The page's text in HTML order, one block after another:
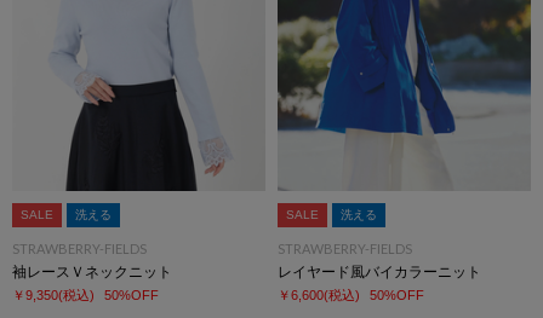
SALE 洗える
STRAWBERRY-FIELDS
袖レースＶネックニット
￥9,350(税込) 50%OFF
SALE 洗える
STRAWBERRY-FIELDS
レイヤード風バイカラーニット
￥6,600(税込) 50%OFF